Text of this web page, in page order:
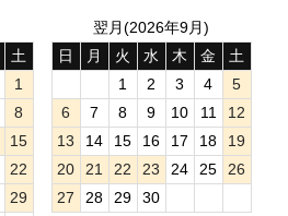
土
1
8
15
22
29
翌月(2026年9月)
日
月 火 水 木 金
土
1
2 3 4
5
6
7 8 9 10 11
12
13
14 15 16 17 18
19
20
21 22 23 24 25
26
27
28 29 30